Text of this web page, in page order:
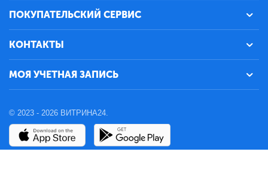
ПОКУПАТЕЛЬСКИЙ СЕРВИС
КОНТАКТЫ
МОЯ УЧЕТНАЯ ЗАПИСЬ
© 2023 - 2026 ВИТРИНА24.